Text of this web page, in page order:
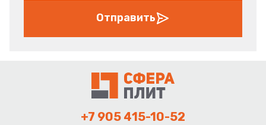
Отправить
+7 905 415-10-52